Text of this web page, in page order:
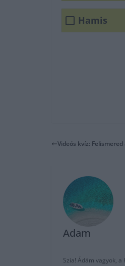
Hamis
Videós kvíz:
Adam
Szia! Ádám vagyok,